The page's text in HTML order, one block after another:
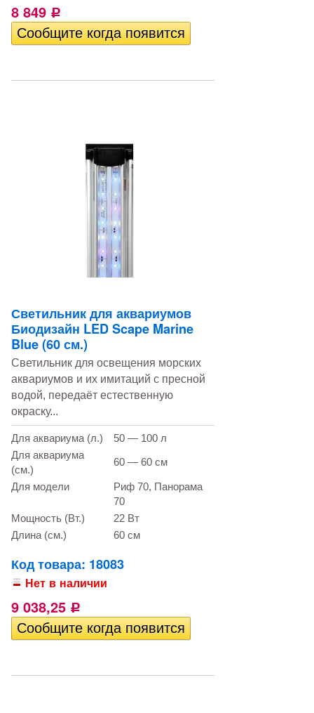
8 849 Р
Светильник для аквариумов
Биодизайн LED Scape Marine
Blue (60 см.)
Светильник для освещения морских
аквариумов и их имитаций с пресной
водой, передаёт естественную
окраску...
Для аквариума (л.)
50 — 100 л
Для аквариума
(см.)
60 — 60 см
Для модели
Риф 70, Панорама
70
Мощность (Вт.)
22 Вт
Длина (см.)
60 см
Код товара: 18083
Нет в наличии
9 038,25 Р